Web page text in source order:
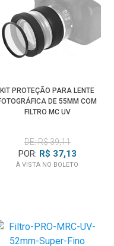
KIT PROTEÇÃO PARA LENTE
DE 55MM COM
FILTRO MC UV
DE: R$ 39,11
POR: R$ 37,13
À VISTA NO BOLETO